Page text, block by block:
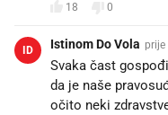
18 0
ID Istinom Do Vola prije
Svaka čast
da je naše
očito neki